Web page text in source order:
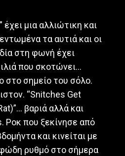
έχει μια αλλιώτικη και
τα αυτιά και οι
στη φωνή έχει
που σκοτώνει…
στο σημείο του σόλο.
“Snitches Get
βαριά αλλά και
Ροκ που ξεκίνησε από
και κινείται με
ρυθμό στο σήμερα